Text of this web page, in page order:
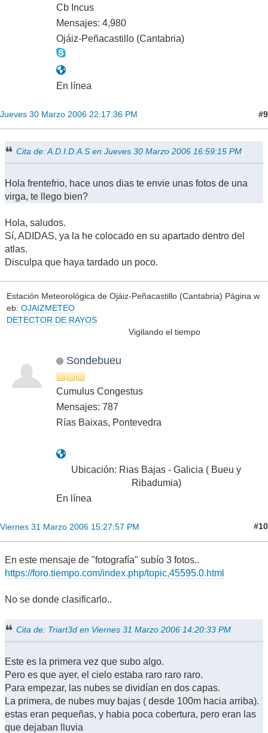
Cb Incus
Mensajes: 4,980
Ojáiz-Peñacastillo (Cantabria)
En línea
Jueves 30 Marzo 2006 22:17:36 PM #9
Cita de: A.D.I.D.A.S en Jueves 30 Marzo 2006 16:59:15 PM
Hola frentefrio, hace unos dias te envie unas fotos de una
virga, te llego bien?
Hola, saludos.
Sí, ADIDAS, ya la he colocado en su apartado dentro del
atlas.
Disculpa que haya tardado un poco.
Estación Meteorológica de Ojáiz-Peñacastillo (Cantabria) Página w
eb: OJAIZMETEO
DETECTOR DE RAYOS
Vigilando el tiempo
Sondebueu
Cumulus Congestus
Mensajes: 787
Rías Baixas, Pontevedra
Ubicación: Rias Bajas - Galicia ( Bueu y
Ribadumia)
En línea
Viernes 31 Marzo 2006 15:27:57 PM #10
En este mensaje de "fotografía" subío 3 fotos..
https://foro.tiempo.com/index.php/topic,45595.0.html
No se donde clasificarlo..
Cita de: Triart3d en Viernes 31 Marzo 2006 14:20:33 PM
Este es la primera vez que subo algo.
Pero es que ayer, el cielo estaba raro raro raro.
Para empezar, las nubes se dividían en dos capas.
La primera, de nubes muy bajas ( desde 100m hacia arriba).
estas eran pequeñas, y habia poca cobertura, pero eran las
que dejaban lluvia